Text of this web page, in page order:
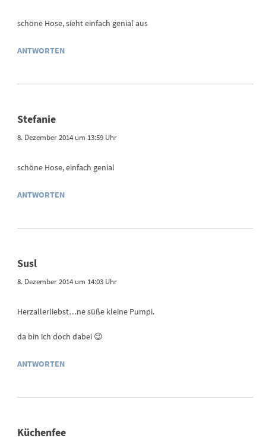
schöne Hose, sieht einfach genial aus
ANTWORTEN
Stefanie
8. Dezember 2014 um 13:59 Uhr
schöne Hose, einfach genial
ANTWORTEN
Susl
8. Dezember 2014 um 14:03 Uhr
Herzallerliebst…ne süße kleine Pumpi.
da bin ich doch dabei 😉
ANTWORTEN
Küchenfee